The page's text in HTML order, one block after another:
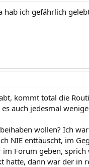
hab ich gefährlich
kommt total die
auch jedesmal
wollen? Ich
NIE enttäuscht, im
Forum geben,
hatte, dann war der in